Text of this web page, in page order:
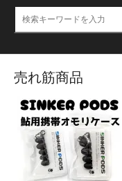
売れ筋商品